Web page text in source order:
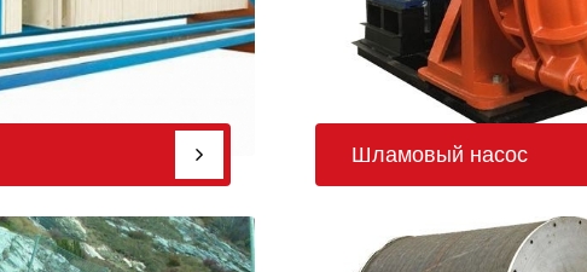
Шламовый насос